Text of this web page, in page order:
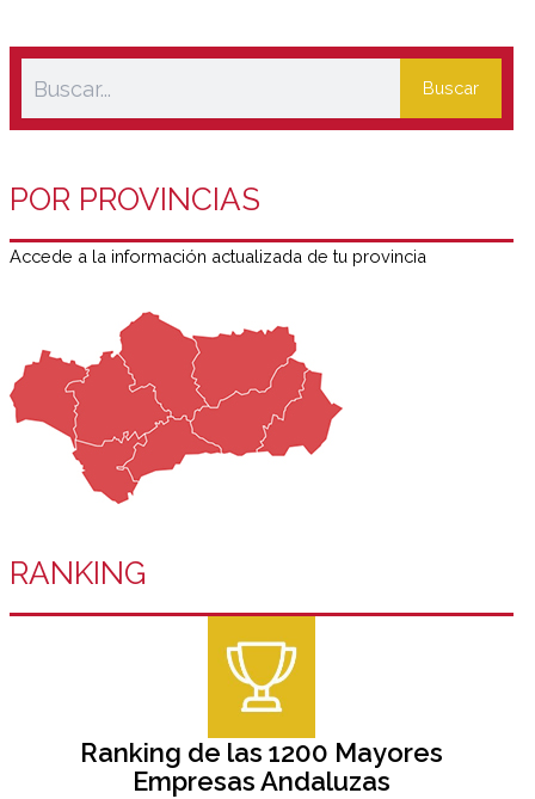
Buscar
POR PROVINCIAS
Accede a la información actualizada de tu provincia
RANKING
Ranking de las 1200 Mayores
Empresas Andaluzas